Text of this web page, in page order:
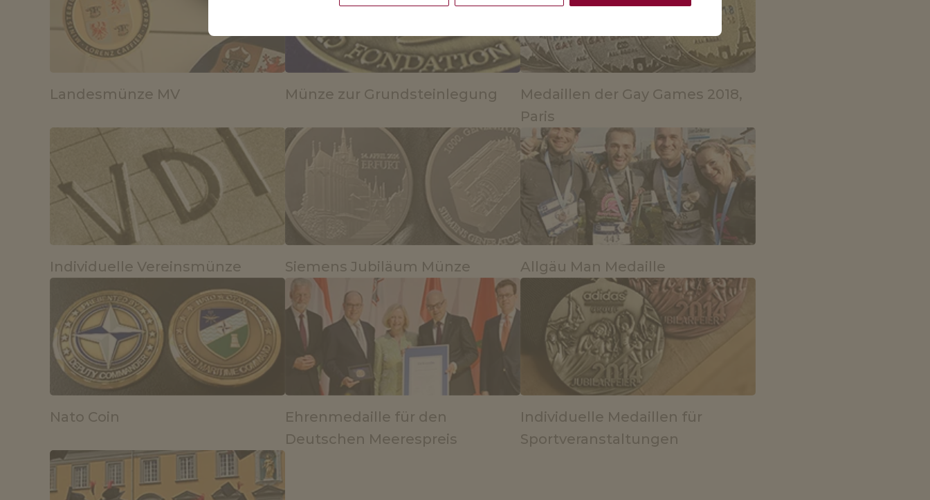
Landesmünze MV Münze zur Grundsteinlegung
Medaillen der Gay Games 2018,
Paris
Individuelle Vereinsmünze Siemens Jubiläum Münze Allgäu Man Medaille
Nato Coin
Ehrenmedaille für den
Deutschen Meerespreis
Individuelle Medaillen für
Sportveranstaltungen